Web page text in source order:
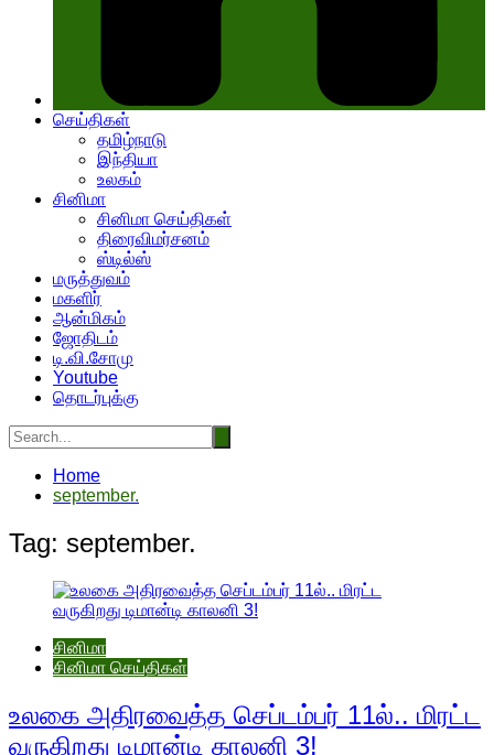
செய்திகள்
தமிழ்நாடு
இந்தியா
உலகம்
சினிமா
சினிமா செய்திகள்
திரைவிமர்சனம்
ஸ்டில்ஸ்
மருத்துவம்
மகளிர்
ஆன்மிகம்
ஜோதிடம்
டி.வி.சோமு
Youtube
தொடர்புக்கு
Home
september.
Tag: september.
சினிமா
சினிமா செய்திகள்
உலகை அதிரவைத்த செப்டம்பர் 11ல்.. மிரட்ட
வருகிறது டிமான்டி காலனி 3!